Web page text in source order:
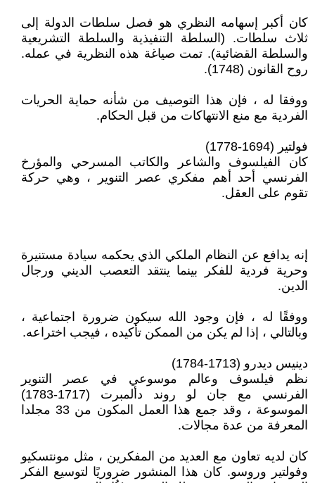
كان أكبر إسهامه النظري هو فصل سلطات الدولة إلى
ثلاث سلطات. (السلطة التنفيذية والسلطة التشريعية
والسلطة القضائية). تمت صياغة هذه النظرية في عمله.
روح القانون (1748).
ووفقا له ، فإن هذا التوصيف من شأنه حماية الحريات
الفردية مع منع الانتهاكات من قبل الحكام.
فولتير (1694-1778)
كان الفيلسوف والشاعر والكاتب المسرحي والمؤرخ
الفرنسي أحد أهم مفكري عصر التنوير ، وهي حركة
تقوم على العقل.
إنه يدافع عن النظام الملكي الذي يحكمه سيادة مستنيرة
وحرية فردية للفكر بينما ينتقد التعصب الديني ورجال
الدين.
ووفقًا له ، فإن وجود الله سيكون ضرورة اجتماعية ،
وبالتالي ، إذا لم يكن من الممكن تأكيده ، فيجب اختراعه.
دينيس ديدرو (1713-1784)
نظم فيلسوف وعالم موسوعي في عصر التنوير
الفرنسي مع جان لو روند دألمبرت (1717-1783)
الموسوعة ، وقد جمع هذا العمل المكون من 33 مجلدا
المعرفة من عدة مجالات.
كان لديه تعاون مع العديد من المفكرين ، مثل مونتسكيو
وفولتير وروسو. كان هذا المنشور ضروريًا لتوسيع الفكر